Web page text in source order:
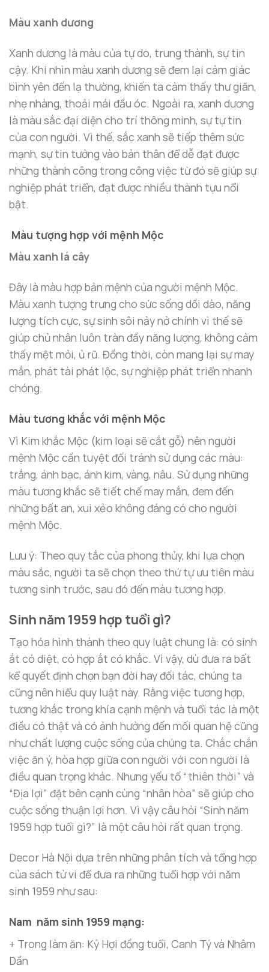
Màu xanh dương
Xanh dương là màu của tự do, trung thành, sự tin
cậy. Khi nhìn màu xanh dương sẽ đem lại cảm giác
bình yên đến lạ thường, khiến ta cảm thấy thư giãn,
nhẹ nhàng, thoải mái đầu óc. Ngoài ra, xanh dương
là màu sắc đại diện cho trí thông minh, sự tự tin
của con người. Vì thế, sắc xanh sẽ tiếp thêm sức
mạnh, sự tin tưởng vào bản thân để dễ đạt được
những thành công trong công việc từ đó sẽ giúp sự
nghiệp phát triển, đạt được nhiều thành tựu nổi
bật.
Màu tượng hợp với mệnh Mộc
Màu xanh lá cây
Đây là màu hợp bản mệnh của người mệnh Mộc.
Màu xanh tượng trưng cho sức sống dồi dào, năng
lượng tích cực, sự sinh sôi nảy nở chính vì thế sẽ
giúp chủ nhân luôn tràn đầy năng lượng, không cảm
thấy mệt mỏi, ủ rũ. Đồng thời, còn mang lại sự may
mắn, phát tài phát lộc, sự nghiệp phát triển nhanh
chóng.
Màu tương khắc với mệnh Mộc
Vì Kim khắc Mộc (kim loại sẽ cắt gỗ) nên người
mệnh Mộc cần tuyệt đối tránh sử dụng các màu:
trắng, ánh bạc, ánh kim, vàng, nâu. Sử dụng những
màu tương khắc sẽ tiết chế may mắn, đem đến
những bất an, xui xẻo không đáng có cho người
mệnh Mộc.
Lưu ý: Theo quy tắc của phong thủy, khi lựa chọn
màu sắc, người ta sẽ chọn theo thứ tự ưu tiên màu
tương sinh trước, sau đó đến màu tương hợp.
Sinh năm 1959 hợp tuổi gì?
Tạo hóa hình thành theo quy luật chung là: có sinh
ắt có diệt, có hợp ắt có khắc. Vì vậy, dù đưa ra bất
kể quyết định chọn bạn đời hay đối tác, chúng ta
cũng nên hiểu quy luật này. Rằng việc tương hợp,
tương khắc trong khía cạnh mệnh và tuổi tác là một
điều có thật và có ảnh hưởng đến mối quan hệ cũng
như chất lượng cuộc sống của chúng ta. Chắc chắn
việc ăn ý, hòa hợp giữa con người với con người là
điều quan trọng khác. Nhưng yếu tố “thiên thời” và
“Địa lợi” đặt bên cạnh cùng “nhân hòa” sẽ giúp cho
cuộc sống thuận lợi hơn. Vì vậy câu hỏi “Sinh năm
1959 hợp tuổi gì?” là một câu hỏi rất quan trọng.
Decor Hà Nội dựa trên những phân tích và tổng hợp
của sách tử vi để đưa ra những tuổi hợp với năm
sinh 1959 như sau:
Nam năm sinh 1959 mạng:
+ Trong làm ăn: Kỷ Hợi đồng tuổi, Canh Tý và Nhâm
Dần